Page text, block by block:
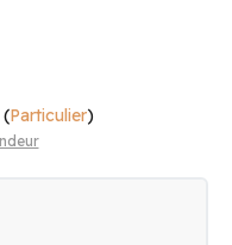
Particulier)